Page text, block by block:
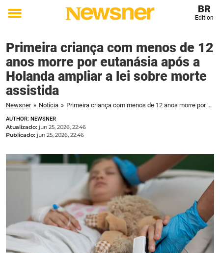
Toggle
BR
Edition
Primeira criança com menos de 12
anos morre por eutanásia após a
Holanda ampliar a lei sobre morte
assistida
Newsner » Notícia » Primeira criança com menos de 12 anos morre por eutanásia após a Holanda ampliar a lei sobre morte assistida
AUTHOR: NEWSNER
Atualizado: jun 25, 2026, 22:46
Publicado: jun 25, 2026, 22:46